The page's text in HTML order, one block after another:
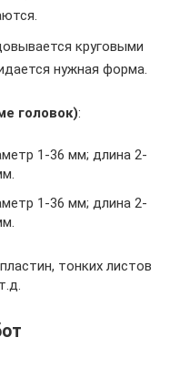
круговыми
нужная форма.
головок):
1-36 мм; длина 2-
1-36 мм; длина 2-
тонких листов